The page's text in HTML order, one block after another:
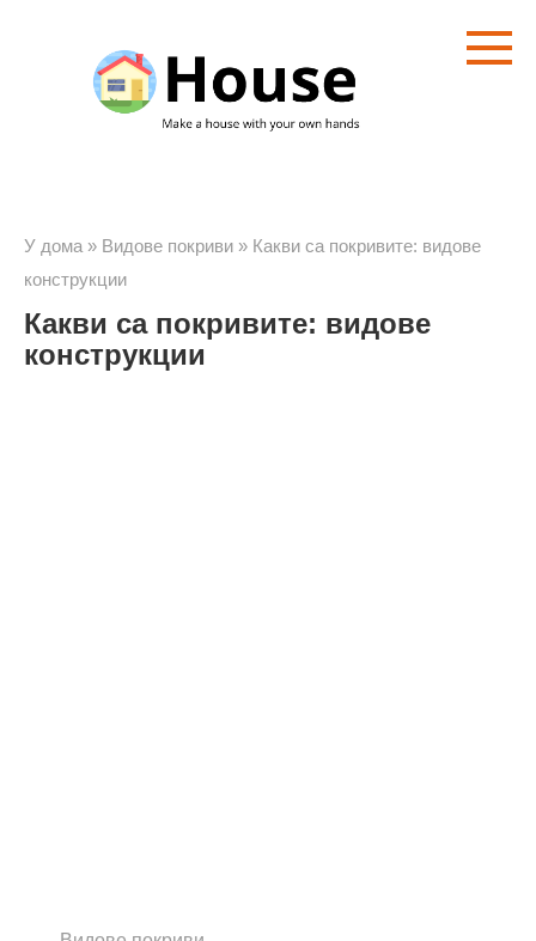
съдържанието
У дома » Видове покриви » Какви са покривите: видове
конструкции
Какви са покривите: видове
конструкции